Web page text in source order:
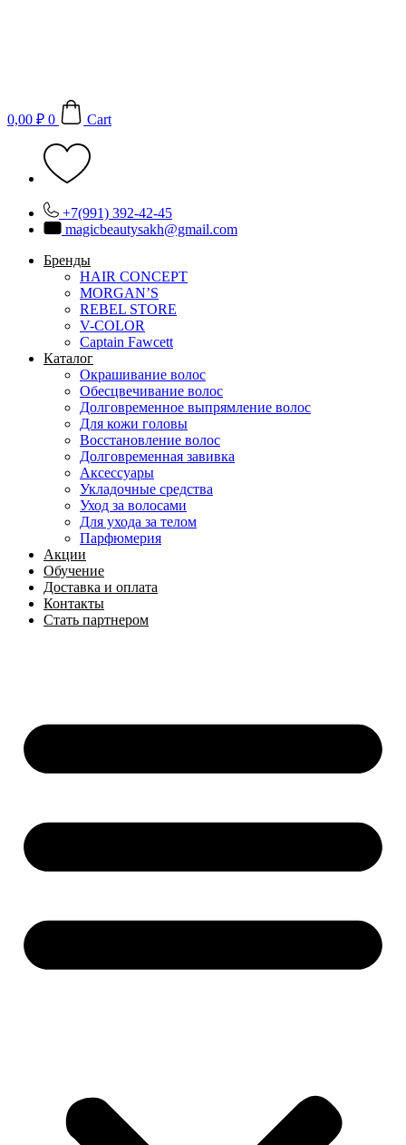
0,00 ₽ 0 Cart
+7(991) 392-42-45
magicbeautysakh@gmail.com
Бренды
HAIR CONCEPT
MORGAN’S
REBEL STORE
V-COLOR
Captain Fawcett
Каталог
Окрашивание волос
Обесцвечивание волос
Долговременное выпрямление волос
Для кожи головы
Восстановление волос
Долговременная завивка
Аксессуары
Укладочные средства
Уход за волосами
Для ухода за телом
Парфюмерия
Акции
Обучение
Доставка и оплата
Контакты
Стать партнером